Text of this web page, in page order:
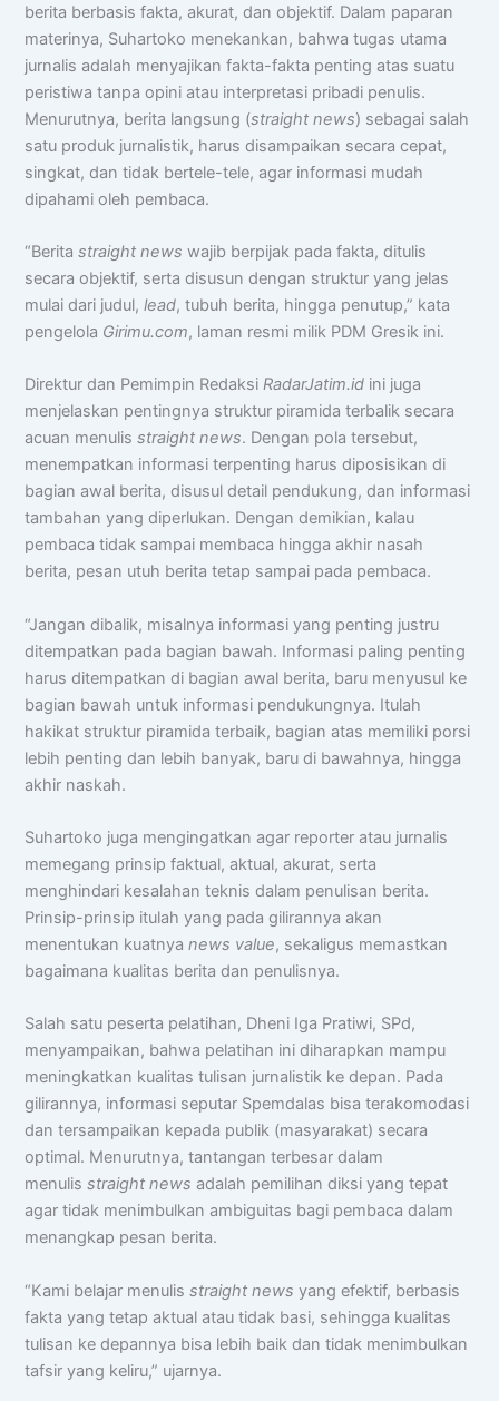
Chat AISA
Artificial Intelligence Spemdalas Assistant
Halo! SayaAISA-Artificial Intelligence
SpemdalasAssistant.
Ada yang bisa saya bantu?
📝 Info Pendaftaran (PPDB)
🏆 Program Unggulan
📍 Lokasi & Kontak
berita berbasis fakta, akurat, dan objektif. Dalam paparan
materinya, Suhartoko menekankan, bahwa tugas utama
jurnalis adalah menyajikan fakta-fakta penting atas suatu
peristiwa tanpa opini atau interpretasi pribadi penulis.
Menurutnya, berita langsung (straight news) sebagai salah
satu produk jurnalistik, harus disampaikan secara cepat,
singkat, dan tidak bertele-tele, agar informasi mudah
dipahami oleh pembaca.
“Beritastraight news wajib berpijak pada fakta, ditulis
secara objektif, serta disusun dengan struktur yang jelas
mulai dari judul,lead, tubuh berita, hingga penutup,” kata
pengelola Girimu.com, laman resmi milik PDM Gresik ini.
Direktur dan Pemimpin RedaksiRadarJatim.id ini juga
menjelaskan pentingnya struktur piramida terbalik secara
acuan menulisstraight news. Dengan pola tersebut,
menempatkan informasi terpenting harus diposisikan di
bagian awal berita, disusul detail pendukung, dan informasi
tambahan yang diperlukan. Dengan demikian, kalau
pembaca tidak sampai membaca hingga akhir nasah
berita, pesan utuh berita tetap sampai pada pembaca.
“Jangan dibalik, misalnya informasi yang penting justru
ditempatkan pada bagian bawah. Informasi paling penting
harus ditempatkan di bagian awal berita, baru menyusul ke
bagian bawah untuk informasi pendukungnya. Itulah
hakikat struktur piramida terbaik, bagian atas memiliki porsi
lebih penting dan lebih banyak, baru di bawahnya, hingga
akhir naskah.
Suhartoko juga mengingatkan agar reporter atau jurnalis
memegang prinsip faktual, aktual, akurat, serta
menghindari kesalahan teknis dalam penulisan berita.
Prinsip-prinsip itulah yang pada gilirannya akan
menentukan kuatnyanews value, sekaligus memastkan
bagaimana kualitas berita dan penulisnya.
Salah satu peserta pelatihan, Dheni Iga Pratiwi, SPd,
menyampaikan, bahwa pelatihan ini diharapkan mampu
meningkatkan kualitas tulisan jurnalistik ke depan. Pada
gilirannya, informasi seputar Spemdalas bisa terakomodasi
dan tersampaikan kepada publik (masyarakat) secara
optimal. Menurutnya, tantangan terbesar dalam
menulisstraight news adalah pemilihan diksi yang tepat
agar tidak menimbulkan ambiguitas bagi pembaca dalam
menangkap pesan berita.
“Kami belajar menulisstraight news yang efektif, berbasis
fakta yang tetap aktual atau tidak basi, sehingga kualitas
tulisan ke depannya bisa lebih baik dan tidak menimbulkan
tafsir yang keliru,” ujarnya.